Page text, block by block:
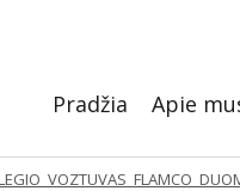
Pradžia Apie